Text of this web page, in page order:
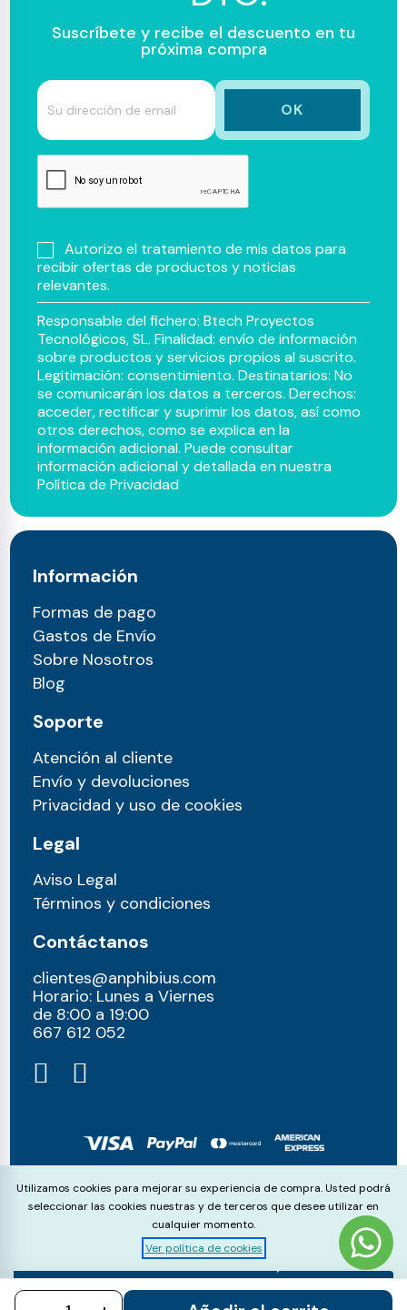
Suscríbete y recibe el descuento en tu
próxima compra
Autorizo el tratamiento de mis datos para
recibir ofertas de productos y noticias
relevantes.
Responsable del fichero: Btech Proyectos
Tecnológicos, SL. Finalidad: envío de información
sobre productos y servicios propios al suscrito.
Legitimación: consentimiento. Destinatarios: No
se comunicarán los datos a terceros. Derechos:
acceder, rectificar y suprimir los datos, así como
otros derechos, como se explica en la
información adicional. Puede consultar
información adicional y detallada en nuestra
Política de Privacidad
Información
Formas de pago
Gastos de Envío
Sobre Nosotros
Blog
Soporte
Atención al cliente
Envío y devoluciones
Privacidad y uso de cookies
Legal
Aviso Legal
Términos y condiciones
Contáctanos
clientes@anphibius.com
Horario: Lunes a Viernes
de 8:00 a 19:00
667 612 052​
© anphibius, 2026
Pago 100% seguros con:
Cookie Consent
Utilizamos cookies para mejorar su experiencia de compra. Usted podrá
seleccionar las cookies nuestras y de terceros que desee utilizar en
cualquier momento.
Ver política de cookies
Aceptar
Rechazar
Configurar